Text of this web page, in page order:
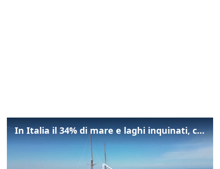
In Italia il 34% di mare e laghi inquinati, colpa della maladepurazione